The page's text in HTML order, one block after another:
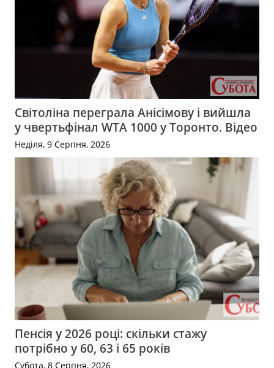
Світоліна переграла Анісімову і вийшла
у чвертьфінал WTA 1000 у Торонто. Відео
Неділя, 9 Серпня, 2026
Пенсія у 2026 році: скільки стажу
потрібно у 60, 63 і 65 років
Субота, 8 Серпня, 2026